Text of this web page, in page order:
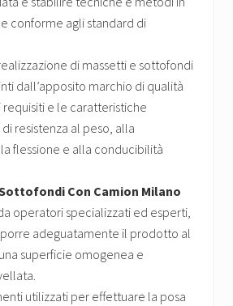
conforme agli standard di
di massetti e sottofondi
dall’apposito marchio di qualità
requisiti e le caratteristiche
resistenza al peso, alla
flessione e alla conducibilità
Con Camion Milano
operatori specializzati ed esperti,
adeguatamente il prodotto al
superficie omogenea e
utilizzati per effettuare la posa